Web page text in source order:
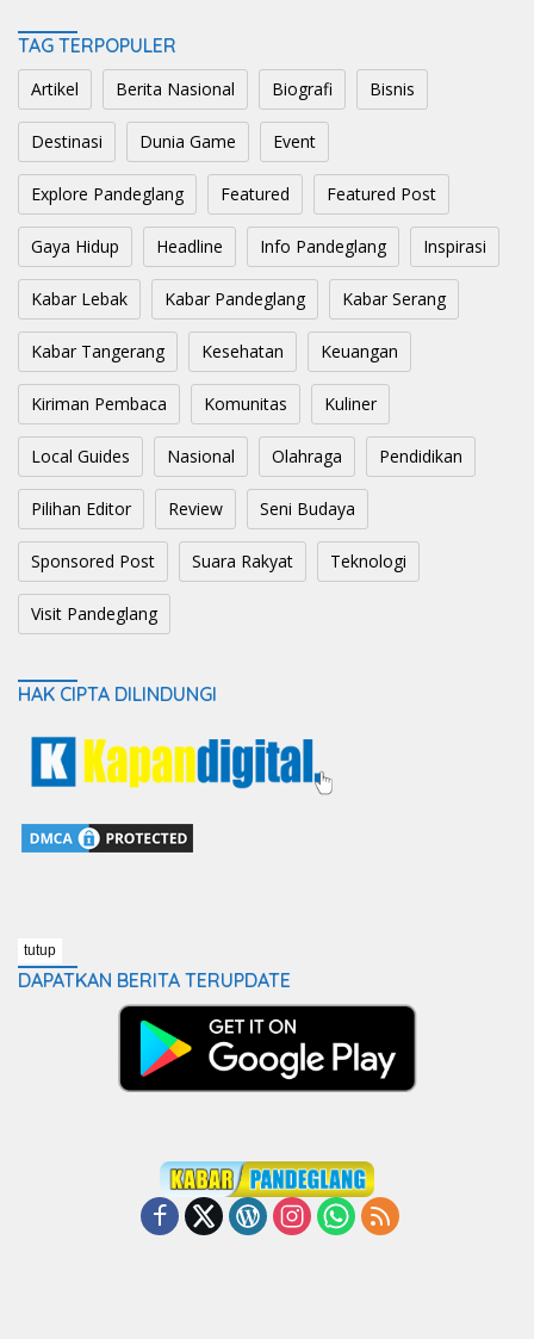
TAG TERPOPULER
Artikel Berita Nasional Biografi Bisnis
Destinasi Dunia Game Event
Explore Pandeglang Featured Featured Post
Gaya Hidup Headline Info Pandeglang Inspirasi
Kabar Lebak Kabar Pandeglang Kabar Serang
Kabar Tangerang Kesehatan Keuangan
Kiriman Pembaca Komunitas Kuliner
Local Guides Nasional Olahraga Pendidikan
Pilihan Editor Review Seni Budaya
Sponsored Post Suara Rakyat Teknologi
Visit Pandeglang
HAK CIPTA DILINDUNGI
DAPATKAN BERITA TERUPDATE
tutup